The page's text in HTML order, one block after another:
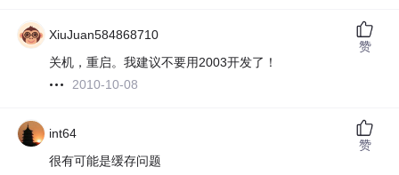
XiuJuan584868710
关机，重启。我建议不要用2003开发了！
2010-10-08
赞
int64
很有可能是缓存问题
赞